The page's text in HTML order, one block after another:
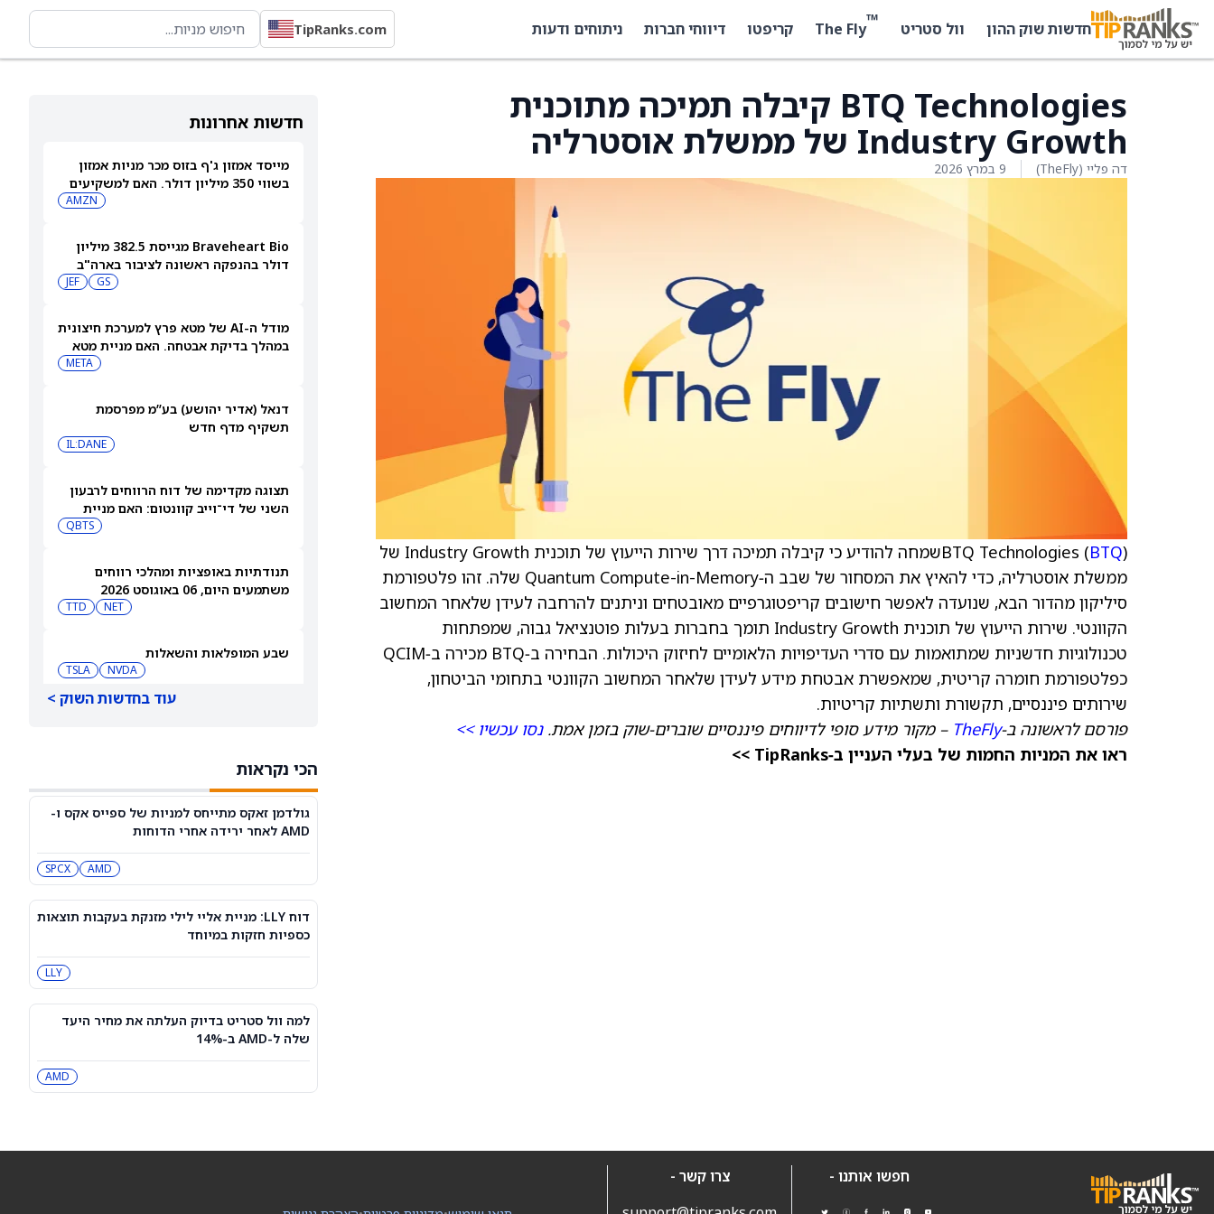
חדשות שוק ההון וול סטריט ™
The Fly קריפטו דיווחי חברות ניתוחים ודעות TipRanks.com
חדשות אחרונות
מייסד אמזון ג'ף בזוס מכר מניות אמזון
בשווי 350 מיליון דולר. האם למשקיעים
AMZN
Braveheart Bio מגייסת 382.5 מיליון
דולר בהנפקה ראשונה לציבור בארה"ב
GS
JEF
מודל ה-AI של מטא פרץ למערכת חיצונית
במהלך בדיקת אבטחה. האם מניית מטא
META
דנאל (אדיר יהושע) בע”מ מפרסמת
תשקיף מדף חדש
IL:DANE
תצוגה מקדימה של דוח הרווחים לרבעון
השני של די־וייב קוונטום: האם מניית
(QBTS) יכולה להמשיך לבנות על רבעון
QBTS
תנודתיות באופציות ומהלכי רווחים
משתמעים היום, 06 באוגוסט 2026
NET
TTD
שבע המופלאות והשאלות
NVDA
TSLA
מניית סנדיסק (SNDK) נופלת ב-10%
למרות תוצאות טובות מהצפוי ברבעון
הרביעי. מה הלחיץ את המשקיעים?
האם מניית קוסטקו (COST) עדיין קנייה
טובה אחרי דוח המכירות שלה ליולי
2026?
COST
פריצת הדרך הקוונטית של די־וייב
רשות התחרות אישרה: הוט מובייל תימכר
לפי שווי של 1.8 מיליארד שקל
IL:KSTN
עוד בחדשות השוק >
הכי נקראות
גולדמן זאקס מתייחס למניות של ספייס אקס ו-
AMD לאחר ירידה אחרי הדוחות
AMD
SPCX
דוח LLY: מניית אליי לילי מזנקת בעקבות תוצאות
כספיות חזקות במיוחד
LLY
למה וול סטריט בדיוק העלתה את מחיר היעד
שלה ל-AMD ב-14%
AMD
BTQ Technologies קיבלה תמיכה מתוכנית
Industry Growth של ממשלת אוסטרליה
דה פליי (TheFly) 9 במרץ 2026
BTQ Technologies (BTQ
)שמחה להודיע כי קיבלה תמיכה דרך שירות הייעוץ של תוכנית Industry Growth של
ממשלת אוסטרליה, כדי להאיץ את המסחור של שבב ה‑Quantum Compute-in-Memory שלה. זהו פלטפורמת
סיליקון מהדור הבא, שנועדה לאפשר חישובים קריפטוגרפיים מאובטחים וניתנים להרחבה לעידן שלאחר המחשוב
הקוונטי. שירות הייעוץ של תוכנית Industry Growth תומך בחברות בעלות פוטנציאל גבוה, שמפתחות
טכנולוגיות חדשניות שמתואמות עם סדרי העדיפויות הלאומיים לחיזוק היכולות. הבחירה ב‑BTQ מכירה ב‑QCIM
כפלטפורמת חומרה קריטית, שמאפשרת אבטחת מידע לעידן שלאחר המחשוב הקוונטי בתחומי הביטחון,
שירותים פיננסיים, תקשורת ותשתיות קריטיות.
פורסם לראשונה ב‑TheFly – מקור מידע סופי לדיווחים פיננסיים שוברים‑שוק בזמן אמת.נסו עכשיו >>
ראו את המניות החמות של בעלי העניין ב‑TipRanks >>
חפשו אותנו -
צרו קשר -